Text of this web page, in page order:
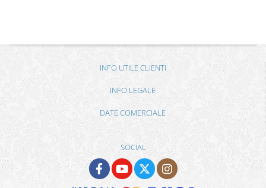
INFO UTILE CLIENTI
INFO LEGALE
DATE COMERCIALE
SOCIAL